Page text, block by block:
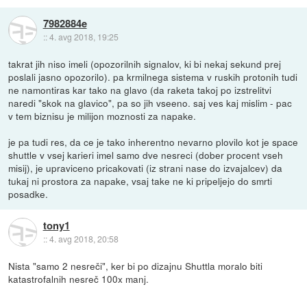
7982884e
::4. avg 2018, 19:25
takrat jih niso imeli (opozorilnih signalov, ki bi nekaj sekund prej
poslali jasno opozorilo). pa krmilnega sistema v ruskih protonih tudi
ne namontiras kar tako na glavo (da raketa takoj po izstrelitvi
naredi "skok na glavico", pa so jih vseeno. saj ves kaj mislim - pac
v tem biznisu je milijon moznosti za napake.
je pa tudi res, da ce je tako inherentno nevarno plovilo kot je space
shuttle v vsej karieri imel samo dve nesreci (dober procent vseh
misij), je upraviceno pricakovati (iz strani nase do izvajalcev) da
tukaj ni prostora za napake, vsaj take ne ki pripeljejo do smrti
posadke.
tony1
::4. avg 2018, 20:58
Nista "samo 2 nesreči", ker bi po dizajnu Shuttla moralo biti
katastrofalnih nesreč 100x manj.